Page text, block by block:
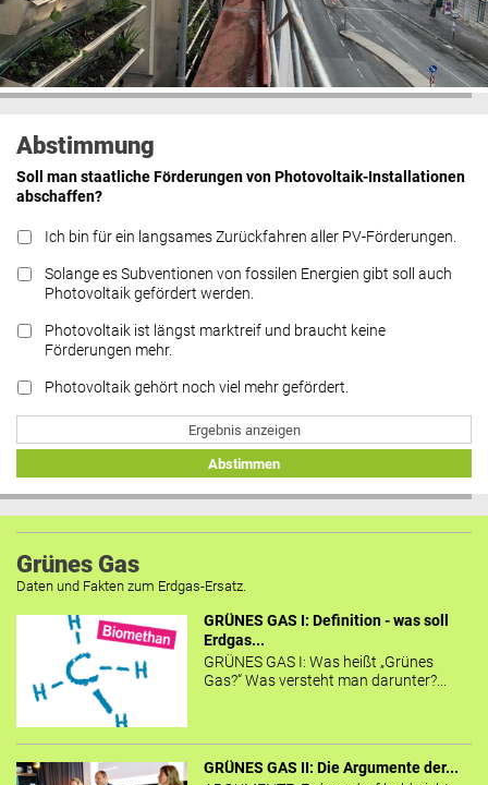
Abstimmung
Soll man staatliche Förderungen von Photovoltaik-Installationen
abschaffen?
Ich bin für ein langsames Zurückfahren aller PV-Förderungen.
Solange es Subventionen von fossilen Energien gibt soll auch
Photovoltaik gefördert werden.
Photovoltaik ist längst marktreif und braucht keine
Förderungen mehr.
Photovoltaik gehört noch viel mehr gefördert.
Ergebnis anzeigen
Abstimmen
Grünes Gas
Daten und Fakten zum Erdgas-Ersatz.
GRÜNES GAS I: Definition - was soll
Erdgas...
GRÜNES GAS I: Was heißt „Grünes
Gas?“ Was versteht man darunter?...
GRÜNES GAS II: Die Argumente der...